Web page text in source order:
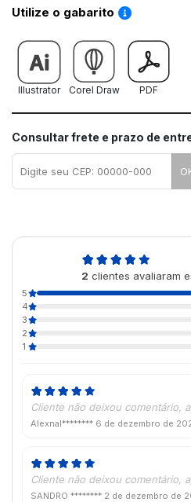
Utilize o gabarito Saiba como
Illustrator Corel Draw PDF
Consultar frete e prazo de
2 clientes avaliaram
5
4
3
2
1
Cliente não deixou comentário,
Alexnal******** 6 de dezembro de
Cliente não deixou comentário,
SANDRO ******** 2 de dezembro de